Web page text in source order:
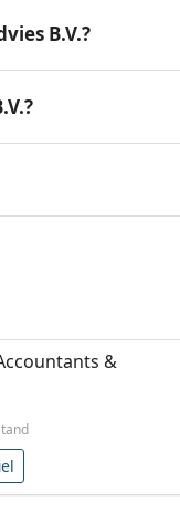
B.V.?
&